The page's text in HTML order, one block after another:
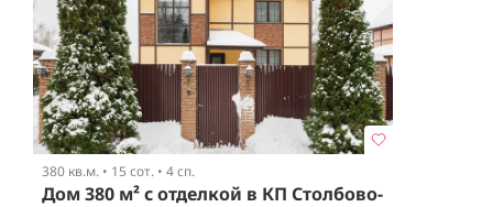
380 кв.м. • 15 сот. • 4 сп.
Дом 380 м² с отделкой в КП Столбово-